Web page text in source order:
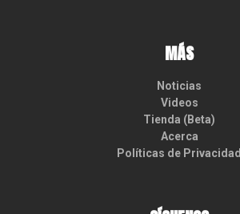
MÁS
Noticias
Videos
Tienda (Beta)
Acerca
Políticas de Privacidad